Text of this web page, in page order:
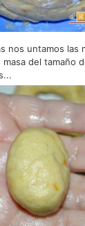
nos untamos las
del tamaño